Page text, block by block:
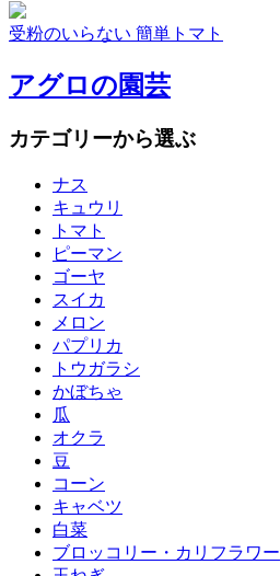
受粉のいらない 簡単トマト
アグロの園芸
カテゴリーから選ぶ
ナス
キュウリ
トマト
ピーマン
ゴーヤ
スイカ
メロン
パプリカ
トウガラシ
かぼちゃ
瓜
オクラ
豆
コーン
キャベツ
白菜
ブロッコリー・カリフラワー